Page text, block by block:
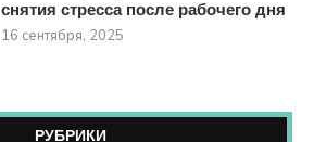
снятия стресса после рабочего дня
16 сентября, 2025
РУБРИКИ